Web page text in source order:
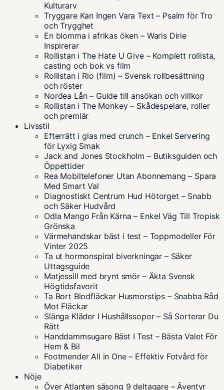
Kulturarv
Tryggare Kan Ingen Vara Text – Psalm för Tro
och Trygghet
En blomma i afrikas öken – Waris Dirie
Inspirerar
Rollistan i The Hate U Give – Komplett rollista,
casting och bok vs film
Rollistan i Rio (film) – Svensk rollbesättning
och röster
Nordea Lån – Guide till ansökan och villkor
Rollistan i The Monkey – Skådespelare, roller
och premiär
Livsstil
Efterrätt i glas med crunch – Enkel Servering
för Lyxig Smak
Jack and Jones Stockholm – Butiksguiden och
Öppettider
Rea Mobiltelefoner Utan Abonnemang – Spara
Med Smart Val
Diagnostiskt Centrum Hud Hötorget – Snabb
och Säker Hudvård
Odla Mango Från Kärna – Enkel Väg Till Tropisk
Grönska
Värmehandskar bäst i test – Toppmodeller För
Vinter 2025
Ta ut hormonspiral biverkningar – Säker
Uttagsguide
Matjessill med brynt smör – Äkta Svensk
Högtidsfavorit
Ta Bort Blodfläckar Husmorstips – Snabba Råd
Mot Fläckar
Slänga Kläder I Hushållssopor – Så Sorterar Du
Rätt
Handdammsugare Bäst I Test – Bästa Valet För
Hem & Bil
Footmender All in One – Effektiv Fotvård för
Diabetiker
Nöje
Över Atlanten säsong 9 deltagare – Äventyr